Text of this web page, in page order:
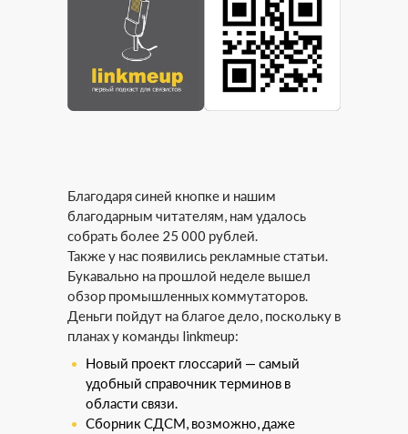
Благодаря синей кнопке и нашим
благодарным читателям, нам удалось
собрать более 25 000 рублей.
Также у нас появились рекламные статьи.
Букавально на прошлой неделе вышел
обзор промышленных коммутаторов.
Деньги пойдут на благое дело, поскольку в
планах у команды linkmeup:
Новый проект глоссарий — самый
удобный справочник терминов в
области связи.
Сборник СДСМ, возможно, даже